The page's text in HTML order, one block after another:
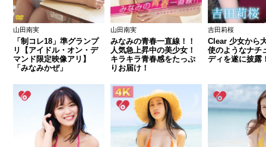
山田南実
「制コレ18」準グランプ
リ【アイドル・オン・デ
マンド限定映像アリ】
「みなみかぜ」
山田南実
みなみの青春一直線！！
人気急上昇中の美少女！
キラキラ青春感をたっぷ
りお届け！
吉田莉桜
Clear 少女から
使のようなナチ
ディを遂に披露